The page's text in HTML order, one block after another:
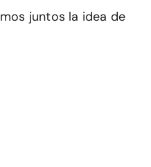
juntos la idea de